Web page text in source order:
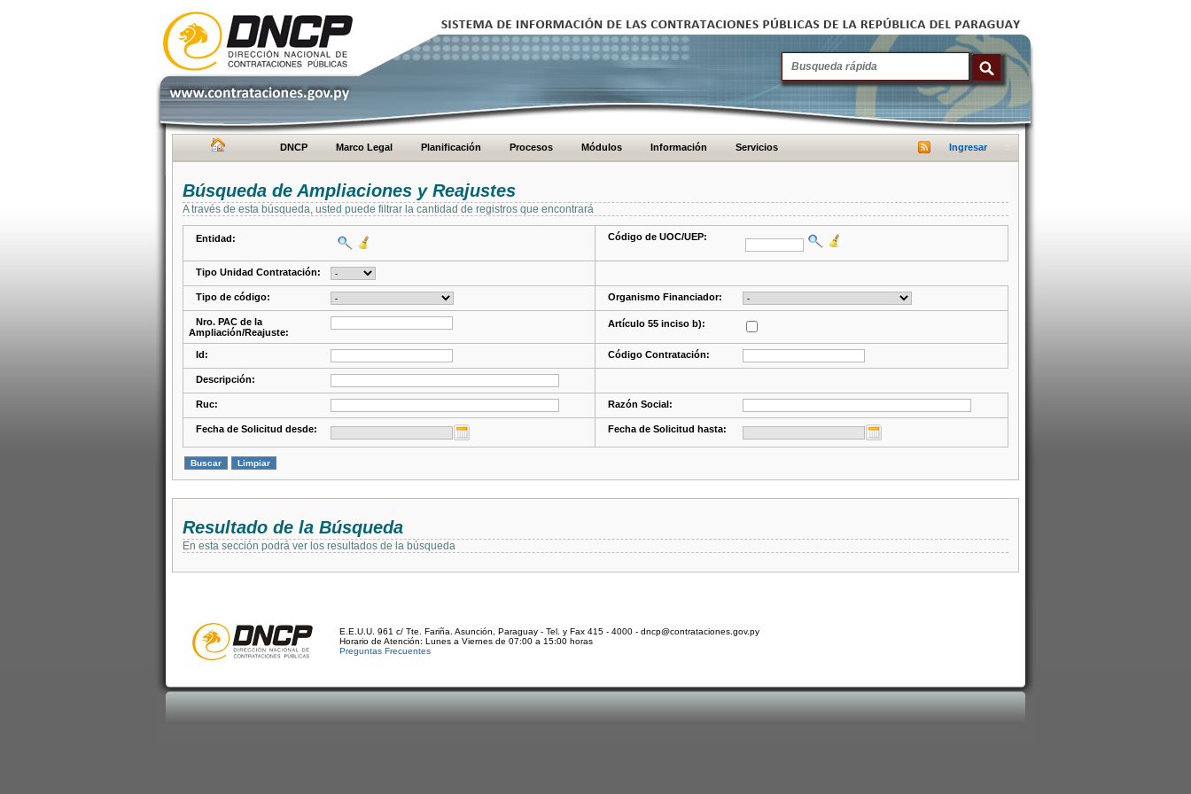
DNCP Marco Legal Planificación Procesos Módulos Información Servicios Ingresar
Búsqueda de Ampliaciones y Reajustes
A través de esta búsqueda, usted puede filtrar la cantidad de registros que encontrará
Entidad: Código de UOC/UEP:
Tipo Unidad Contratación:
Tipo de código: Organismo Financiador:
Nro. PAC de la
Ampliación/Reajuste:
Artículo 55 inciso b):
Id: Código Contratación:
Descripción:
Ruc: Razón Social:
Fecha de Solicitud desde: Fecha de Solicitud hasta:
Resultado de la Búsqueda
En esta sección podrá ver los resultados de la búsqueda
E.E.U.U. 961 c/ Tte. Fariña. Asunción, Paraguay - Tel. y Fax 415 - 4000 - dncp@contrataciones.gov.py
Horario de Atención: Lunes a Viernes de 07:00 a 15:00 horas
Preguntas Frecuentes